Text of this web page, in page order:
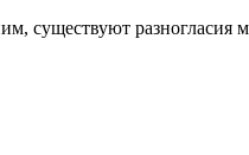
существуют